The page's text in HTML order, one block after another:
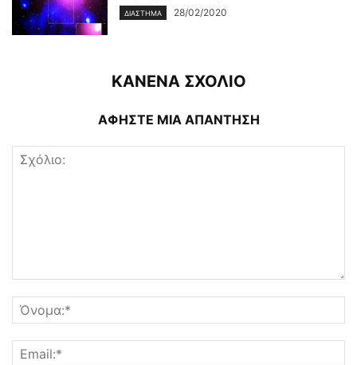
ΔΙΆΣΤΗΜΑ 28/02/2020
ΚΑΝΕΝΑ ΣΧΟΛΙΟ
ΑΦΗΣΤΕ ΜΙΑ ΑΠΑΝΤΗΣΗ